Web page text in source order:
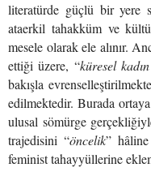
literatürde güçlü bir yere
ataerkil tahakküm ve
mesele olarak ele alınır.
ettiği üzere, “küresel
bakışla
edilmektedir. Burada
ulusal sömürge
trajedisini “öncelik”
feminist tahayyüllerine